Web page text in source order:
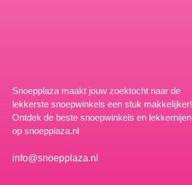
Snoepplaza maakt jouw zoektocht naar de
lekkerste snoepwinkels een stuk makkelijker!
Ontdek de beste snoepwinkels en lekkernijen
op snoepplaza.nl
info@snoepplaza.nl